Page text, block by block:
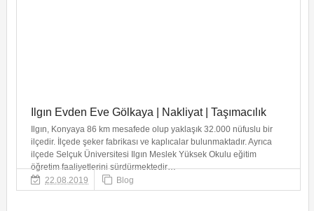
Ilgın Evden Eve Gölkaya | Nakliyat | Taşımacılık
Ilgın, Konyaya 86 km mesafede olup yaklaşık 32.000 nüfuslu bir
ilçedir. İlçede şeker fabrikası ve kaplıcalar bulunmaktadır. Ayrıca
ilçede Selçuk Üniversitesi Ilgın Meslek Yüksek Okulu eğitim
öğretim faaliyetlerini sürdürmektedir…
22.08.2019
Blog